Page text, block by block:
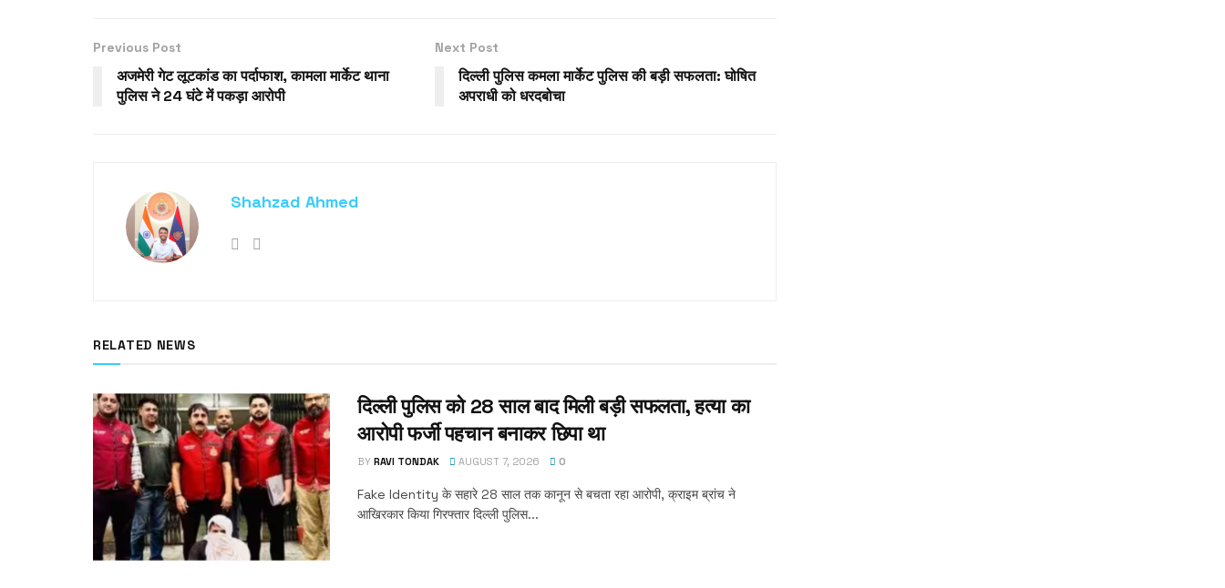
Previous Post
अजमेरी गेट लूटकांड का पर्दाफाश, कामला मार्केट थाना
पुलिस ने 24 घंटे में पकड़ा आरोपी
Next Post
दिल्ली पुलिस कमला मार्केट पुलिस की बड़ी सफलता: घोषित
अपराधी को धरदबोचा
Shahzad Ahmed
RELATED NEWS
दिल्ली पुलिस को 28 साल बाद मिली बड़ी सफलता, हत्या का
आरोपी फर्जी पहचान बनाकर छिपा था
BY RAVI TONDAK AUGUST 7, 2026 0
Fake Identity के सहारे 28 साल तक कानून से बचता रहा आरोपी, क्राइम ब्रांच ने
आखिरकार किया गिरफ्तार दिल्ली पुलिस...